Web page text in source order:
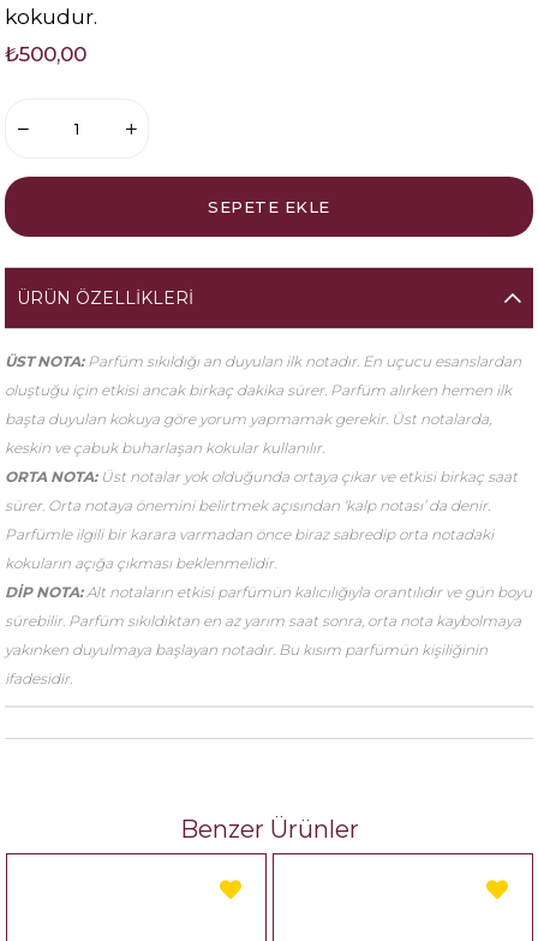
kokudur.
₺500,00
ÜRÜN ÖZELLIKLERI
ÜST NOTA:Parfüm sıkıldığı an duyulan ilk notadır. En uçucu esanslardan
oluştuğu için etkisi ancak birkaç dakika sürer. Parfüm alırken hemen ilk
başta duyulan kokuya göre yorum yapmamak gerekir. Üst notalarda,
keskin ve çabuk buharlaşan kokular kullanılır.
ORTA NOTA: Üst notalar yok olduğunda ortaya çıkar ve etkisi birkaç saat
sürer. Orta notaya önemini belirtmek açısından ‘kalp notası’ da denir.
Parfümle ilgili bir karara varmadan önce biraz sabredip orta notadaki
kokuların açığa çıkması beklenmelidir.
DİP NOTA:Alt notaların etkisi parfümün kalıcılığıyla orantılıdır ve gün boyu
sürebilir. Parfüm sıkıldıktan en az yarım saat sonra, orta nota kaybolmaya
yakınken duyulmaya başlayan notadır. Bu kısım parfümün kişiliğinin
ifadesidir.
Benzer Ürünler